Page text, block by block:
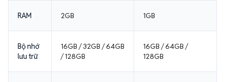
RAM 2GB 1GB
Bộ nhớ
lưu trữ
16GB / 32GB / 64GB
/ 128GB
16GB / 64GB /
128GB